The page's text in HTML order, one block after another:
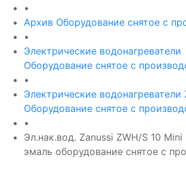
•
Архив Оборудование снятое с
•
Электрические водонагреватели
Оборудование снятое с
•
Электрические водонагреватели
Оборудование снятое с
•
Эл.нак.вод. Zanussi ZWH/S 10 Mini
эмаль оборудование снятое с